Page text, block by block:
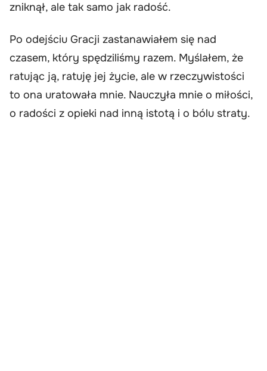
zniknął, ale tak samo jak radość.
Po odejściu Gracji zastanawiałem się nad
czasem, który spędziliśmy razem. Myślałem, że
ratując ją, ratuję jej życie, ale w rzeczywistości
to ona uratowała mnie. Nauczyła mnie o miłości,
o radości z opieki nad inną istotą i o bólu straty.